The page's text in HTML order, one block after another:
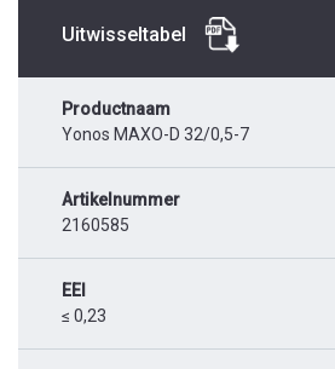
Uitwisseltabel
Productnaam
Yonos MAXO-D 32/0,5-7
Artikelnummer
2160585
EEI
≤ 0,23